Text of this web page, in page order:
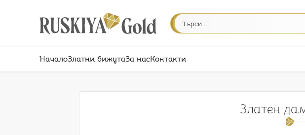
НачалоЗлатни бижутаЗа насКонтакти
Златен